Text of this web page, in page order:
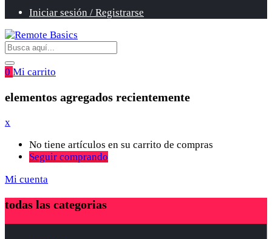
Iniciar sesión / Registrarse
0 Mi carrito
elementos agregados recientemente
x
No tiene artículos en su carrito de compras
Seguir comprando
Mi cuenta
todas las categorias